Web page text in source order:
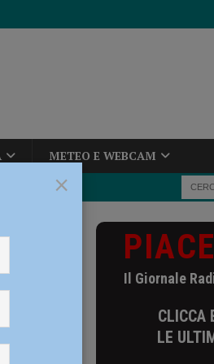
METEO E WEBCAM
un
Il Giornale
CLICCA
LE
×